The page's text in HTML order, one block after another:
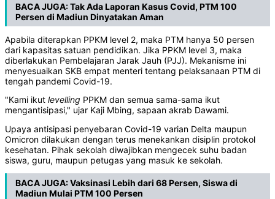
BACA JUGA:Tak Ada Laporan Kasus Covid, PTM 100
Persen di Madiun Dinyatakan Aman
Apabila diterapkan PPKM level 2, maka PTM hanya 50 persen
dari kapasitas satuan pendidikan. Jika PPKM level 3, maka
diberlakukan Pembelajaran Jarak Jauh (PJJ). Mekanisme ini
menyesuaikan SKB empat menteri tentang pelaksanaan PTM di
tengah pandemi Covid-19.
"Kami ikut levelling PPKM dan semua sama-sama ikut
mengantisipasi," ujar Kaji Mbing, sapaan akrab Dawami.
Upaya antisipasi penyebaran Covid-19 varian Delta maupun
Omicron dilakukan dengan terus menekankan disiplin protokol
kesehatan. Pihak sekolah diwajibkan mengecek suhu badan
siswa, guru, maupun petugas yang masuk ke sekolah.
BACA JUGA:Vaksinasi Lebih dari 68 Persen, Siswa di
Madiun Mulai PTM 100 Persen